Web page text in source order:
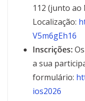
112 (junto ao
Localização:
V5m6gEh16
Inscrições:
a sua
formulário:
ios2026